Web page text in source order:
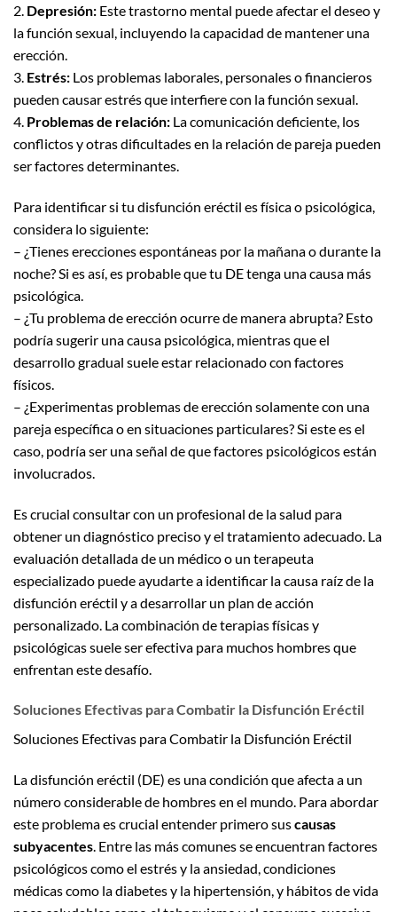
2. Depresión: Este trastorno mental puede afectar el deseo y
la función sexual, incluyendo la capacidad de mantener una
erección.
3. Estrés: Los problemas laborales, personales o financieros
pueden causar estrés que interfiere con la función sexual.
4. Problemas de relación: La comunicación deficiente, los
conflictos y otras dificultades en la relación de pareja pueden
ser factores determinantes.
Para identificar si tu disfunción eréctil es física o psicológica,
considera lo siguiente:
– ¿Tienes erecciones espontáneas por la mañana o durante la
noche? Si es así, es probable que tu DE tenga una causa más
psicológica.
– ¿Tu problema de erección ocurre de manera abrupta? Esto
podría sugerir una causa psicológica, mientras que el
desarrollo gradual suele estar relacionado con factores
físicos.
– ¿Experimentas problemas de erección solamente con una
pareja específica o en situaciones particulares? Si este es el
caso, podría ser una señal de que factores psicológicos están
involucrados.
Es crucial consultar con un profesional de la salud para
obtener un diagnóstico preciso y el tratamiento adecuado. La
evaluación detallada de un médico o un terapeuta
especializado puede ayudarte a identificar la causa raíz de la
disfunción eréctil y a desarrollar un plan de acción
personalizado. La combinación de terapias físicas y
psicológicas suele ser efectiva para muchos hombres que
enfrentan este desafío.
Soluciones Efectivas para Combatir la Disfunción Eréctil
Soluciones Efectivas para Combatir la Disfunción Eréctil
La disfunción eréctil (DE) es una condición que afecta a un
número considerable de hombres en el mundo. Para abordar
este problema es crucial entender primero suscausas
subyacentes. Entre las más comunes se encuentran factores
psicológicos como el estrés y la ansiedad, condiciones
médicas como la diabetes y la hipertensión, y hábitos de vida